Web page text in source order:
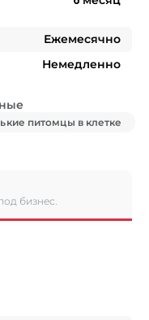
Ежемесячно
Немедленно
питомцы в клетке
бизнес.